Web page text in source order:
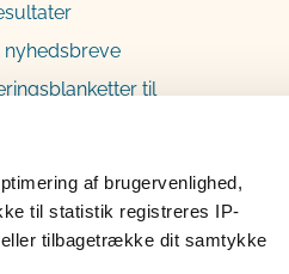
af brugervenlighed,
til statistik registreres IP-
tilbagetrække dit samtykke
til